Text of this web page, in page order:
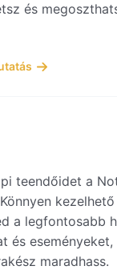
és
teendőidet a
a legfontosabb
és eseményeket,
maradhass.